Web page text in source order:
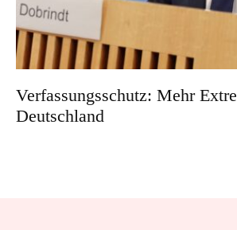
Verfassungsschutz: Mehr
Deutschland